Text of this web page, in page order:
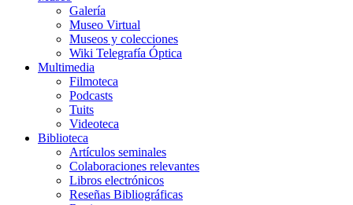
Galería
Museo Virtual
Museos y colecciones
Wiki Telegrafía Óptica
Multimedia
Filmoteca
Podcasts
Tuits
Videoteca
Biblioteca
Artículos seminales
Colaboraciones relevantes
Libros electrónicos
Reseñas Bibliográficas